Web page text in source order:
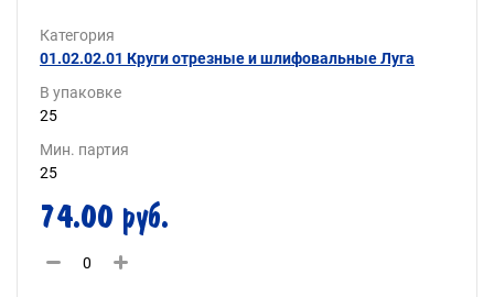
Категория
01.02.02.01 Круги отрезные и шлифовальные Луга
В упаковке
25
Мин. партия
25
74.00 руб.